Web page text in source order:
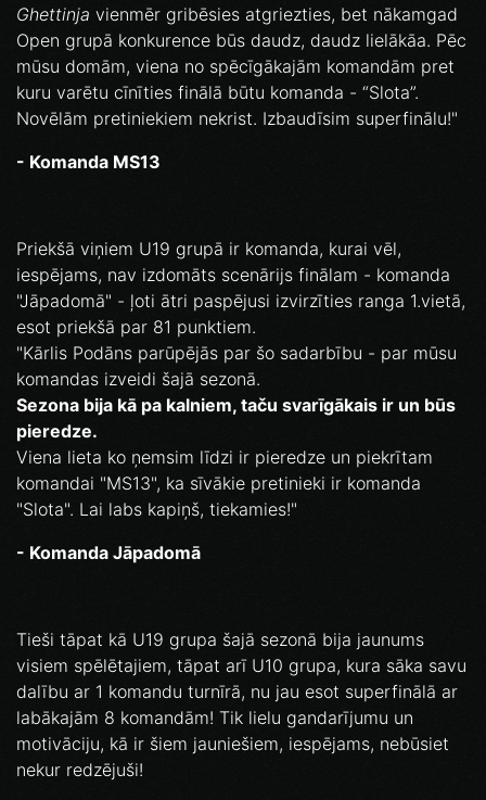
Ghettinja vienmēr gribēsies atgriezties, bet nākamgad
Open grupā konkurence būs daudz, daudz lielākāa. Pēc
mūsu domām, viena no spēcīgākajām komandām pret
kuru varētu cīnīties finālā būtu komanda - “Slota”.
Novēlām pretiniekiem nekrist. Izbaudīsim superfinālu!"
- Komanda MS13
Priekšā viņiem U19 grupā ir komanda, kurai vēl,
iespējams, nav izdomāts scenārijs finālam - komanda
"Jāpadomā" - ļoti ātri paspējusi izvirzīties ranga 1.vietā,
esot priekšā par 81 punktiem.
"Kārlis Podāns parūpējās par šo sadarbību - par mūsu
komandas izveidi šajā sezonā.
Sezona bija kā pa kalniem, taču svarīgākais ir un būs
pieredze.
Viena lieta ko ņemsim līdzi ir pieredze un piekrītam
komandai "MS13", ka sīvākie pretinieki ir komanda
"Slota". Lai labs kapiņš, tiekamies!"
- Komanda Jāpadomā
Tieši tāpat kā U19 grupa šajā sezonā bija jaunums
visiem spēlētajiem, tāpat arī U10 grupa, kura sāka savu
dalību ar 1 komandu turnīrā, nu jau esot superfinālā ar
labākajām 8 komandām! Tik lielu gandarījumu un
motivāciju, kā ir šiem jauniešiem, iespējams, nebūsiet
nekur redzējuši!